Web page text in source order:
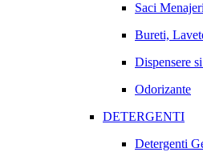
Saci Menajeri
Bureti,
Dispensere
Odorizante
DETERGENTI
Detergenti